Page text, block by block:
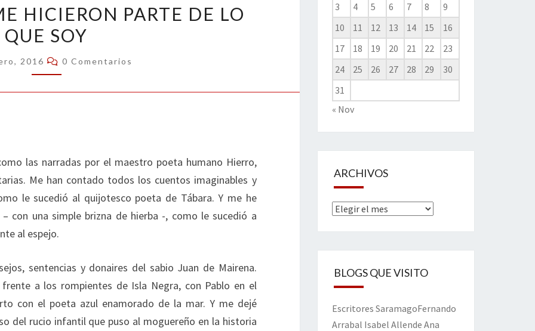
TODOS
ME
PARTE
DE
HICIERON PARTE DE LO
QUE SOY
2016 Comentarios
0 Comentarios
las narradas por el maestro poeta humano Hierro,
Me han contado todos los cuentos imaginables y
le sucedió al quijotesco poeta de Tábara. Y me he
con una simple brizna de hierba -, como le sucedió a
al espejo.
sentencias y donaires del sabio Juan de Mairena.
a los rompientes de Isla Negra, con Pablo en el
con el poeta azul enamorado de la mar. Y me dejé
del rucio infantil que puso al moguereño en la historia
3
4 5 6 7 8
9
10
11 12 13 14 15
16
17
18 19 20 21 22
23
24
25 26 27 28 29
30
31
« Nov
ARCHIVOS
Archivos
BLOGS QUE VISITO
Escritores SaramagoFernando
Arrabal Isabel Allende Ana